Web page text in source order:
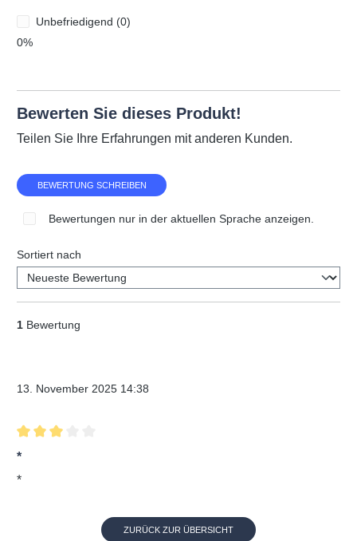
Unbefriedigend (0)
0%
Bewerten Sie dieses Produkt!
Teilen Sie Ihre Erfahrungen mit anderen Kunden.
BEWERTUNG SCHREIBEN
Bewertungen nur in der aktuellen Sprache anzeigen.
Sortiert nach
1 Bewertung
13. November 2025 14:38
Bewertung mit 3 von 5 Sternen
*
*
ZURÜCK ZUR ÜBERSICHT